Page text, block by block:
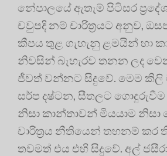
නේපාලයේ ඇතැම් පිටිසර
චවුපදි නම් චාරිත්‍ර‍යට අනුව,
කීපය තුළ ගැහැනු ළමයින් හා
නිවසින් බැහැරව තනන ලද
ජීවත් වන්නට සිදුවේ. මෙම කිලි
සර්ප දෂ්ටන, සීතලට
නිසා කාන්තාවන් මියයාම
චාරිත්‍ර‍ය නීතියෙන් තහනම් කර
තවමත් එය එහි සිදුවේ. අල්